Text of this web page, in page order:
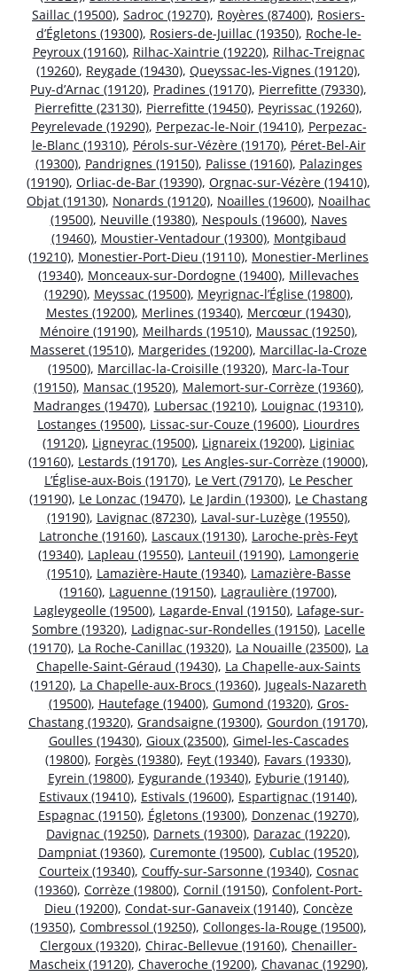
Saillac (19500), Sadroc (19270), Royères (87400), Rosiers-
d’Égletons (19300), Rosiers-de-Juillac (19350), Roche-le-
Peyroux (19160), Rilhac-Xaintrie (19220), Rilhac-Treignac
(19260), Reygade (19430), Queyssac-les-Vignes (19120),
Puy-d’Arnac (19120), Pradines (19170), Pierrefitte (79330),
Pierrefitte (23130), Pierrefitte (19450), Peyrissac (19260),
Peyrelevade (19290), Perpezac-le-Noir (19410), Perpezac-
le-Blanc (19310), Pérols-sur-Vézère (19170), Péret-Bel-Air
(19300), Pandrignes (19150), Palisse (19160), Palazinges
(19190), Orliac-de-Bar (19390), Orgnac-sur-Vézère (19410),
Objat (19130), Nonards (19120), Noailles (19600), Noailhac
(19500), Neuville (19380), Nespouls (19600), Naves
(19460), Moustier-Ventadour (19300), Montgibaud
(19210), Monestier-Port-Dieu (19110), Monestier-Merlines
(19340), Monceaux-sur-Dordogne (19400), Millevaches
(19290), Meyssac (19500), Meyrignac-l’Église (19800),
Mestes (19200), Merlines (19340), Mercœur (19430),
Ménoire (19190), Meilhards (19510), Maussac (19250),
Masseret (19510), Margerides (19200), Marcillac-la-Croze
(19500), Marcillac-la-Croisille (19320), Marc-la-Tour
(19150), Mansac (19520), Malemort-sur-Corrèze (19360),
Madranges (19470), Lubersac (19210), Louignac (19310),
Lostanges (19500), Lissac-sur-Couze (19600), Liourdres
(19120), Ligneyrac (19500), Lignareix (19200), Liginiac
(19160), Lestards (19170), Les Angles-sur-Corrèze (19000),
L’Église-aux-Bois (19170), Le Vert (79170), Le Pescher
(19190), Le Lonzac (19470), Le Jardin (19300), Le Chastang
(19190), Lavignac (87230), Laval-sur-Luzège (19550),
Latronche (19160), Lascaux (19130), Laroche-près-Feyt
(19340), Lapleau (19550), Lanteuil (19190), Lamongerie
(19510), Lamazière-Haute (19340), Lamazière-Basse
(19160), Laguenne (19150), Lagraulière (19700),
Lagleygeolle (19500), Lagarde-Enval (19150), Lafage-sur-
Sombre (19320), Ladignac-sur-Rondelles (19150), Lacelle
(19170), La Roche-Canillac (19320), La Nouaille (23500), La
Chapelle-Saint-Géraud (19430), La Chapelle-aux-Saints
(19120), La Chapelle-aux-Brocs (19360), Jugeals-Nazareth
(19500), Hautefage (19400), Gumond (19320), Gros-
Chastang (19320), Grandsaigne (19300), Gourdon (19170),
Goulles (19430), Gioux (23500), Gimel-les-Cascades
(19800), Forgès (19380), Feyt (19340), Favars (19330),
Eyrein (19800), Eygurande (19340), Eyburie (19140),
Estivaux (19410), Estivals (19600), Espartignac (19140),
Espagnac (19150), Égletons (19300), Donzenac (19270),
Davignac (19250), Darnets (19300), Darazac (19220),
Dampniat (19360), Curemonte (19500), Cublac (19520),
Courteix (19340), Couffy-sur-Sarsonne (19340), Cosnac
(19360), Corrèze (19800), Cornil (19150), Confolent-Port-
Dieu (19200), Condat-sur-Ganaveix (19140), Concèze
(19350), Combressol (19250), Collonges-la-Rouge (19500),
Clergoux (19320), Chirac-Bellevue (19160), Chenailler-
Mascheix (19120), Chaveroche (19200), Chavanac (19290),